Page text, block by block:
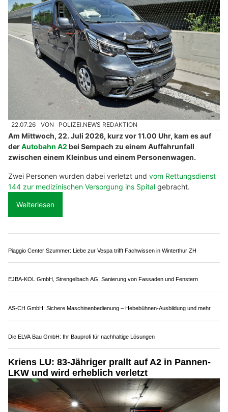
Sempach LU: Zwei Verletzte nach Auffahrunfall
auf der A2 – Stau auf der Autobahn
Am Mittwoch, 22. Juli 2026, kurz vor 11.00 Uhr, kam es auf
der Autobahn A2bei Sempach zu einem Auffahrunfall
zwischen einem Kleinbus und einem Personenwagen.
Zwei Personen wurden dabei verletzt und
Weiterlesen
Piaggio Center Szummer: Liebe zur Vespa trifft Fachwissen in Winterthur ZH
AS-CH GmbH: Sichere Maschinenbedienung – Hebebühnen-Ausbildung und mehr